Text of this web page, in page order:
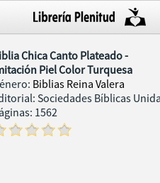
Chica Canto Plateado -
Piel Color Turquesa
Biblias Reina Valera
Sociedades Bíblicas
1562